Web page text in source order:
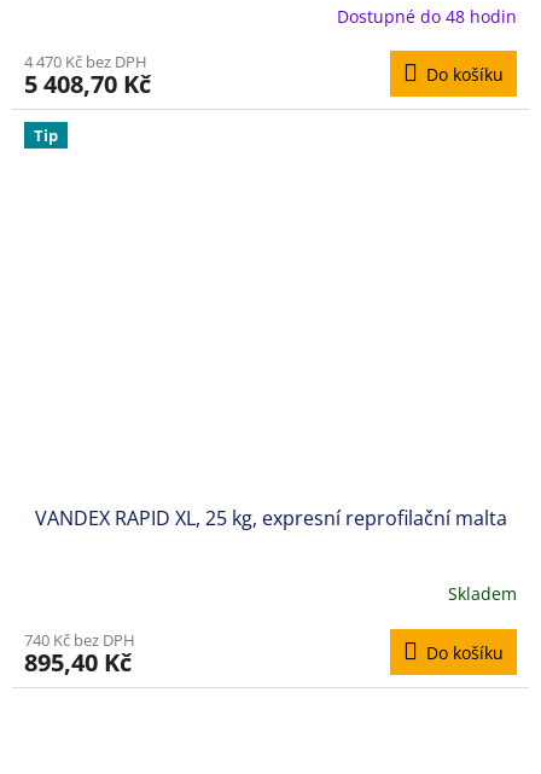
Dostupné do 48 hodin
4 470 Kč bez DPH
5 408,70 Kč Do košíku
Tip
VANDEX RAPID XL, 25 kg, expresní reprofilační malta
Skladem
740 Kč bez DPH
895,40 Kč Do košíku